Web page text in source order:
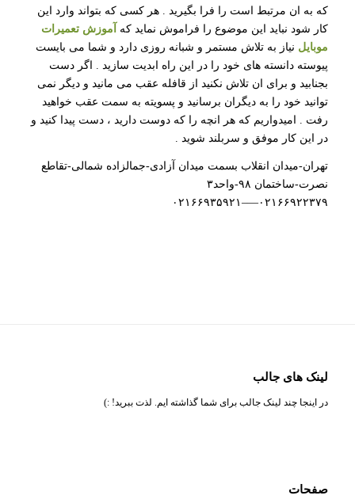
که به ان مرتبط است را فرا بگیرید . هر کسی که بتواند وارد این
کار شود نباید این موضوع را فراموش نماید که
آموزش تعمیرات
موبایل نیاز به تلاش مستمر و شبانه روزی دارد و شما می بایست
پیوسته دانسته های خود را در این راه ابدیت سازید . اگر دست
بجنابید و برای ان تلاش نکنید از قافله عقب می مانید و دیگر نمی
توانید خود را به دیگران برسانید و پسویته به سمت عقب خواهید
رفت . امیدواریم که هر انچه را که دوست دارید ، دست پیدا کنید و
در این کار موفق و سربلند شوید .
تهران-میدان انقلاب بسمت میدان آزادی-جمالزاده شمالی-تقاطع
نصرت-ساختمان ۹۸-واحد۳
۰۲۱۶۶۹۲۲۳۷۹—–۰۲۱۶۶۹۳۵۹۲۱
لینک های جالب
در اینجا چند لینک جالب برای شما گذاشته ایم. لذت ببرید! :)
صفحات